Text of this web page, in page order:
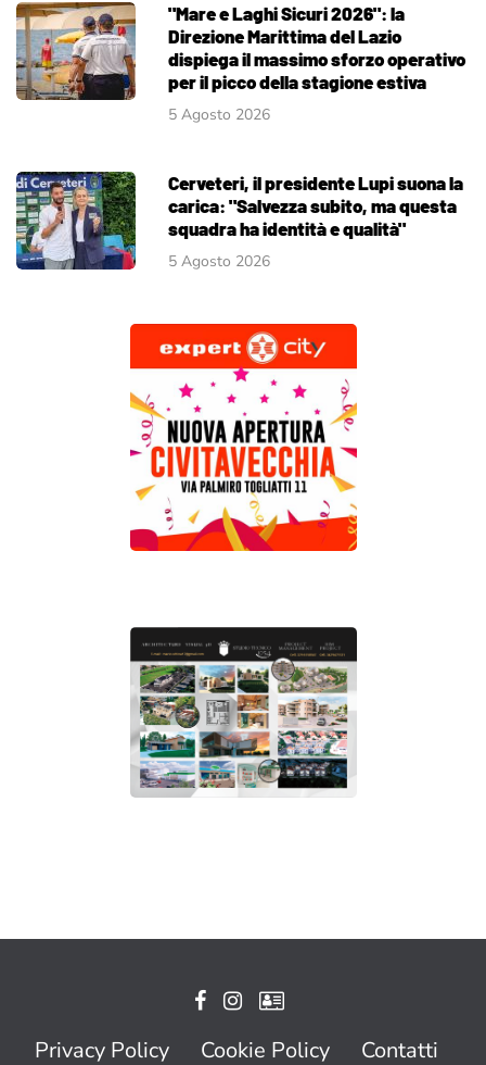
"Mare e Laghi Sicuri 2026": la
Direzione Marittima del Lazio
dispiega il massimo sforzo operativo
per il picco della stagione estiva
5 Agosto 2026
Cerveteri, il presidente Lupi suona la
carica: "Salvezza subito, ma questa
squadra ha identità e qualità"
5 Agosto 2026
Privacy Policy Cookie Policy Contatti